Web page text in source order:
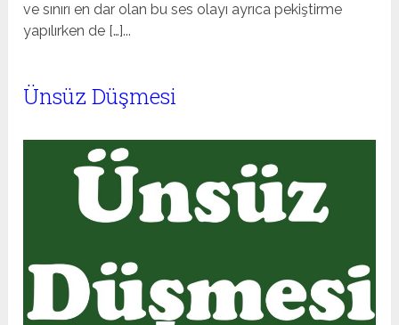
ve sınırı en dar olan bu ses olayı ayrıca pekiştirme
yapılırken de […]...
Ünsüz Düşmesi